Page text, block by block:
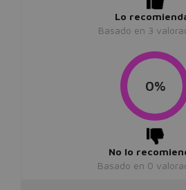
Lo
Basado en 3
0%
No lo
Basado en 0